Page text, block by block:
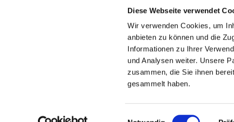
Diese Webseite verwendet
Wir verwenden Cookies, um
anbieten zu können und die
Informationen zu Ihrer
und Analysen weiter. Unsere
zusammen, die Sie ihnen
gesammelt haben.
Einwilligungsauswahl